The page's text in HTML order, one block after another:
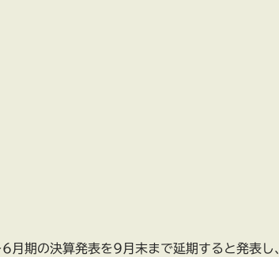
月期の決算発表を9月末まで延期すると発表